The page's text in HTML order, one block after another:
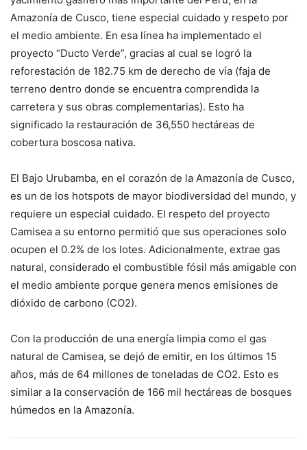
Amazonía de Cusco, tiene especial cuidado y respeto por
el medio ambiente. En esa línea ha implementado el
proyecto “Ducto Verde”, gracias al cual se logró la
reforestación de 182.75 km de derecho de vía (faja de
terreno dentro donde se encuentra comprendida la
carretera y sus obras complementarias). Esto ha
significado la restauración de 36,550 hectáreas de
cobertura boscosa nativa.
El Bajo Urubamba, en el corazón de la Amazonía de Cusco,
es un de los hotspots de mayor biodiversidad del mundo, y
requiere un especial cuidado. El respeto del proyecto
Camisea a su entorno permitió que sus operaciones solo
ocupen el 0.2% de los lotes. Adicionalmente, extrae gas
natural, considerado el combustible fósil más amigable con
el medio ambiente porque genera menos emisiones de
dióxido de carbono (CO2).
Con la producción de una energía limpia como el gas
natural de Camisea, se dejó de emitir, en los últimos 15
años, más de 64 millones de toneladas de CO2. Esto es
similar a la conservación de 166 mil hectáreas de bosques
húmedos en la Amazonía.